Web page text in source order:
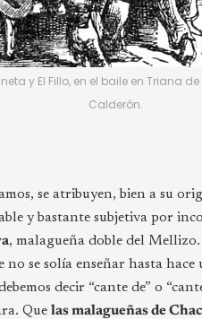
y El Fillo, en el baile en Triana
Calderón.
se atribuyen, bien a su
y bastante subjetiva por
, malagueña doble del
no se solía enseñar hasta
decir “cante de” o
Que las malagueñas de